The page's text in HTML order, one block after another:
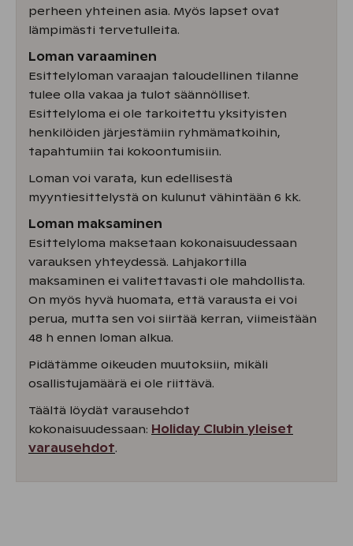
perheen yhteinen asia. Myös lapset ovat
lämpimästi tervetulleita.
Loman varaaminen
Esittelyloman varaajan taloudellinen tilanne
tulee olla vakaa ja tulot säännölliset.
Esittelyloma ei ole tarkoitettu yksityisten
henkilöiden järjestämiin ryhmämatkoihin,
tapahtumiin tai kokoontumisiin.
Loman voi varata, kun edellisestä
myyntiesittelystä on kulunut vähintään 6 kk.
Loman maksaminen
Esittelyloma maksetaan kokonaisuudessaan
varauksen yhteydessä. Lahjakortilla
maksaminen ei valitettavasti ole mahdollista.
On myös hyvä huomata, että varausta ei voi
perua, mutta sen voi siirtää kerran, viimeistään
48 h ennen loman alkua.
Pidätämme oikeuden muutoksiin, mikäli
osallistujamäärä ei ole riittävä.
Täältä löydät varausehdot
kokonaisuudessaan: Holiday Clubin yleiset
varausehdot.